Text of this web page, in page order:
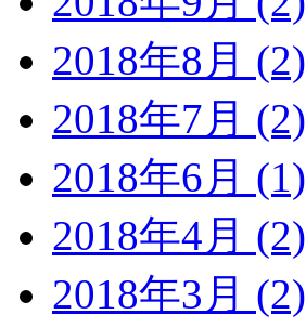
2018年8月 (2)
2018年7月 (2)
2018年6月 (1)
2018年4月 (2)
2018年3月 (2)